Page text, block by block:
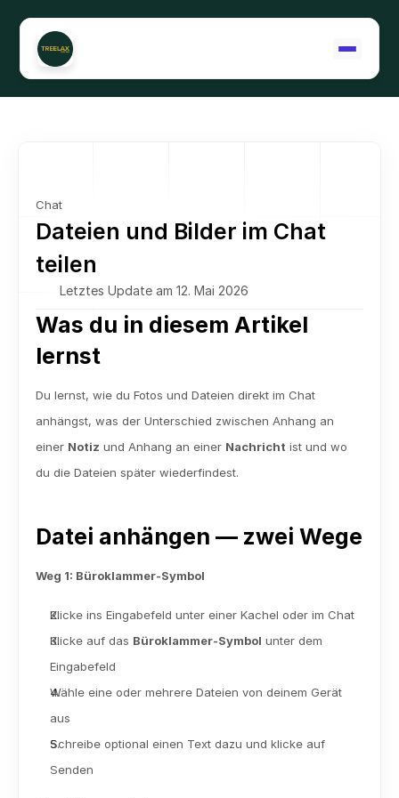
Support kontaktieren
Chat
Dateien und Bilder im Chat
teilen
Letztes Update am 12. Mai 2026
Was du in diesem Artikel
lernst
Du lernst, wie du Fotos und Dateien direkt im Chat
anhängst, was der Unterschied zwischen Anhang an
einer Notiz und Anhang an einer Nachricht ist und wo
du die Dateien später wiederfindest.
Datei anhängen — zwei Wege
Weg 1: Büroklammer-Symbol
Klicke ins Eingabefeld unter einer Kachel oder im Chat
Klicke auf das Büroklammer-Symbol unter dem
Eingabefeld
Wähle eine oder mehrere Dateien von deinem Gerät
aus
Schreibe optional einen Text dazu und klicke auf
Senden